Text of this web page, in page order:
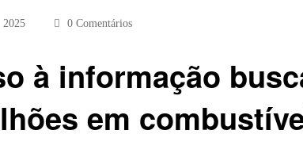
2025 0 Comentários
à informação
em